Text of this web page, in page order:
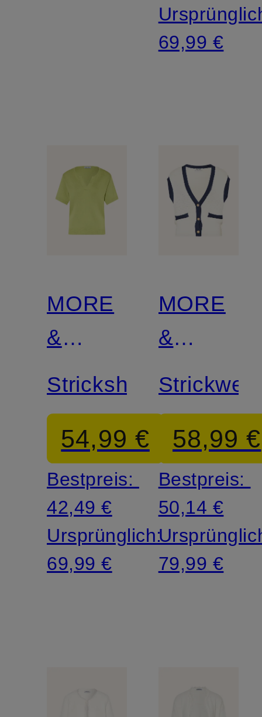
69,99 €
MORE
&
MORE
Strickshirt
54,99 €
Bestpreis:
42,49 €
Ursprünglich:
69,99 €
MORE
&
MORE
58,99 €
Bestpreis:
50,14 €
79,99 €